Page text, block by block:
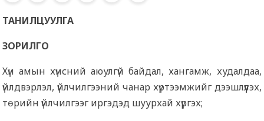
ТАНИЛЦУУЛГА
ЗОРИЛГО
Хүн амын хүнсний аюулгүй байдал, хангамж, худалдаа,
үйлдвэрлэл, үйлчилгээний чанар хүртээмжийг дээшлүүлэх,
төрийн үйлчилгээг иргэдэд шуурхай хүргэх;